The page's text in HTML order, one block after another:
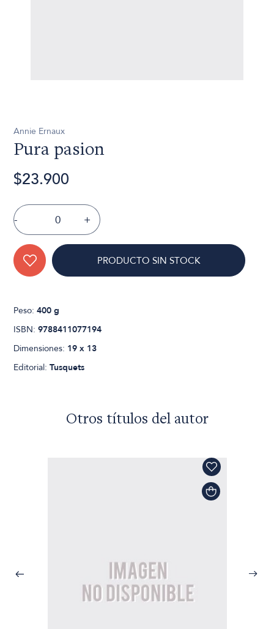
Annie Ernaux
Pura pasion
$23.900
- +
PRODUCTO SIN STOCK
Peso:400 g
ISBN:9788411077194
Dimensiones: 19 x 13
Editorial:Tusquets
Otros títulos del autor